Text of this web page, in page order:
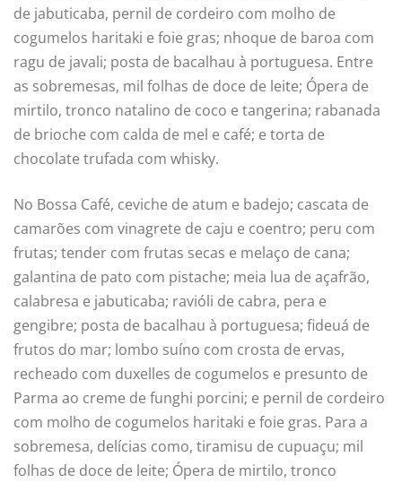
de jabuticaba, pernil de cordeiro com molho de
cogumelos haritaki e foie gras; nhoque de baroa com
ragu de javali; posta de bacalhau à portuguesa. Entre
as sobremesas, mil folhas de doce de leite; Ópera de
mirtilo, tronco natalino de coco e tangerina; rabanada
de brioche com calda de mel e café; e torta de
chocolate trufada com whisky.
No Bossa Café, ceviche de atum e badejo; cascata de
camarões com vinagrete de caju e coentro; peru com
frutas; tender com frutas secas e melaço de cana;
galantina de pato com pistache; meia lua de açafrão,
calabresa e jabuticaba; ravióli de cabra, pera e
gengibre; posta de bacalhau à portuguesa; fideuá de
frutos do mar; lombo suíno com crosta de ervas,
recheado com duxelles de cogumelos e presunto de
Parma ao creme de funghi porcini; e pernil de cordeiro
com molho de cogumelos haritaki e foie gras. Para a
sobremesa, delícias como, tiramisu de cupuaçu; mil
folhas de doce de leite; Ópera de mirtilo, tronco